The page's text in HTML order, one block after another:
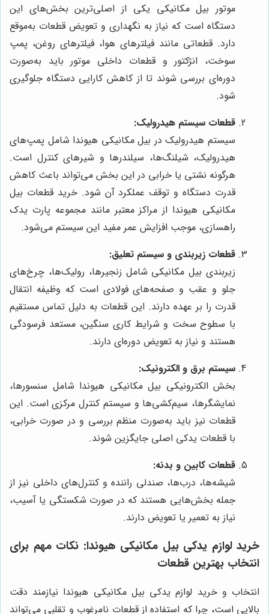
موتور بیل مکانیکی یکی از اصلی‌ترین بخش‌های این
دستگاه است که نیاز به نگهداری و تعویض قطعات به‌موقع
دارد. قطعاتی مانند فیلترهای هوا، فیلترهای روغن، پمپ
سوخت، انژکتور و قطعات داخلی موتور باید به‌صورت
دوره‌ای بررسی شوند تا از کاهش کارایی دستگاه جلوگیری
شود.
قطعات سیستم هیدرولیک:
سیستم هیدرولیک در بیل مکانیکی هیوندا شامل پمپ‌های
هیدرولیک، شیلنگ‌ها، سیلندرها و شیرهای کنترل است.
هرگونه نشتی یا خرابی در این بخش می‌تواند باعث کاهش
قدرت دستگاه و توقف عملکرد آن شود. خرید قطعات بیل
مکانیکی هیوندا از مراکز معتبر مانند مجموعه پارت یدک
راهسازی، موجب افزایش عمر مفید این سیستم می‌شود.
قطعات زیربندی و سیستم تعلیق:
زیربندی بیل مکانیکی شامل زنجیرها، رولیک‌ها، چرخ‌های
جلو و عقب و صفحه‌های فولادی است که وظیفه انتقال
قدرت را بر عهده دارند. این قطعات به دلیل تماس مستقیم
با سطوح سخت و شرایط کاری سنگین، مستعد فرسودگی
هستند و نیاز به تعویض دوره‌ای دارند.
سیستم برق و الکترونیک:
بخش الکترونیکی بیل مکانیکی هیوندا شامل سنسورها،
نمایشگرها، سیم‌کشی‌ها و سیستم کنترل مرکزی است. این
قطعات نیز باید به‌صورت منظم بررسی و در صورت خرابی،
با قطعات یدکی اصلی جایگزین شوند.
قطعات کابین و بدنه:
شیشه‌ها، درب‌ها، صندلی راننده و کنترل‌های داخلی نیز از
جمله بخش‌هایی هستند که در صورت شکستگی یا آسیب،
نیاز به تعمیر یا تعویض دارند.
خرید لوازم یدکی بیل مکانیکی هیوندا: نکات مهم برای
انتخاب بهترین قطعات
انتخاب و خرید لوازم یدکی بیل مکانیکی هیوندا نیازمند دقت
بالایی است، چرا که استفاده از قطعات نامرغوب و تقلبی می‌تواند